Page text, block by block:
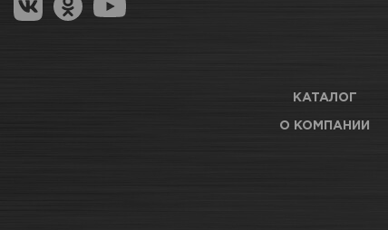
КАТАЛОГ
О КОМПАНИИ